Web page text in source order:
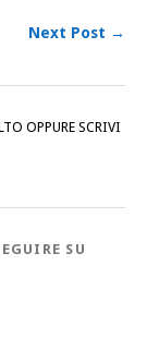
Next Post →
OPPURE SCRIVI
SU